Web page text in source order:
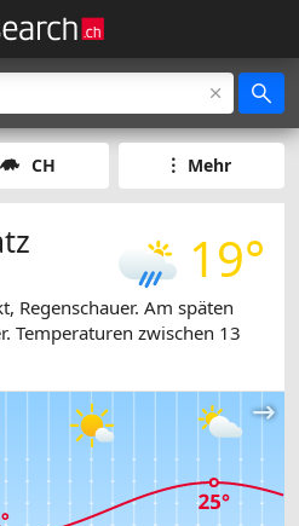
CH Mehr
19°
Regenschauer. Am späten
Temperaturen zwischen 13